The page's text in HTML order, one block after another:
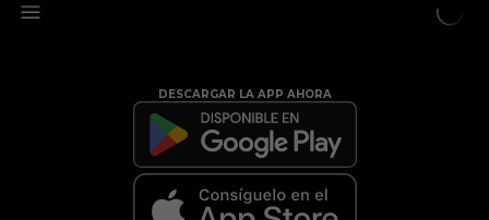
DESCARGAR LA APP AHORA